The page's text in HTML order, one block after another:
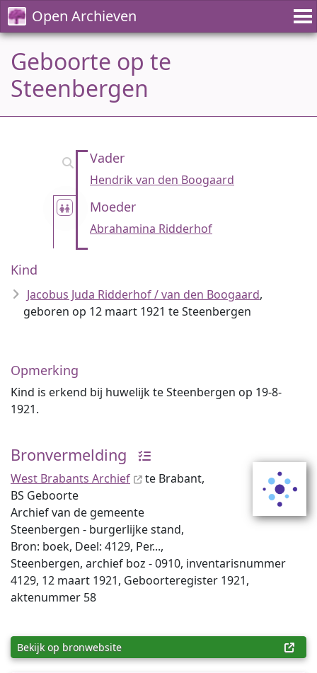
Open Archieven
Geboorte op te
Steenbergen
Vader
Hendrik van den Boogaard
Moeder
Abrahamina Ridderhof
Kind
Jacobus Juda Ridderhof / van den Boogaard,
geboren op 12 maart 1921 te Steenbergen
Opmerking
Kind is erkend bij huwelijk te Steenbergen op 19-8-
1921.
Bronvermelding
West Brabants Archief
te Brabant,
BS Geboorte
Archief van de gemeente
Steenbergen - burgerlijke stand,
Bron: boek, Deel: 4129, Per...,
Steenbergen, archief boz - 0910, inventaris­num­mer
4129, 12 maart 1921, Geboorteregister 1921,
aktenummer 58
Bekijk op bronwebsite